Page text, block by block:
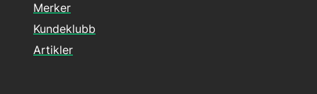
Merker
Kundeklubb
Artikler